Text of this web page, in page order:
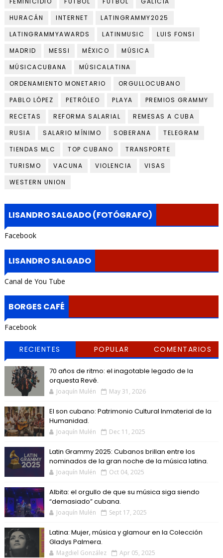
HURACÁN
INTERNET
LATINGRAMMY2025
LATINGRAMMYAWARDS
LATINMUSIC
LUIS FONSI
MADRID
MESSI MÉXICO
MÚSICA
MÚSICACUBANA
MÚSICALATINA
ORDENAMIENTO MONETARIO
ORGULLOCUBANO
PABLO LÓPEZ
PETRÓLEO PLAYA
PREMIOS GRAMMY
RECETAS
REFORMA SALARIAL
REMESAS A CUBA
RUSIA
SALARIO MÍNIMO SOBERANA
TELEGRAM
TIENDAS MLC
TOP CUBANO
TRANSPORTE
TURISMO
VACUNA VIOLENCIA
VISAS
WESTERN UNION
LISANDRO SALGADO (FOTÓGRAFO)
Facebook
LISANDRO SALGADO
Canal de You Tube
BORGES CAFÉ
Facebook
RECIENTES POPULAR COMENTARIOS
70 años de ritmo: el inagotable legado de la
orquesta Revé.
Joaquín Mulén May 31, 2026
El son cubano: Patrimonio Cultural Inmaterial de la
Humanidad.
Joaquín Mulén Dec 11, 2025
Latin Grammy 2025: Cubanos brillan entre los
nominados de la gran noche de la música latina.
Joaquín Mulén Oct 04, 2025
Albita: el orgullo de que su música siga siendo
“demasiado” cubana.
Joaquín Mulén Sept 17, 2025
Latina: Mujer, música y glamour en la Colección
Gladys Palmera.
Magdiel González Apr 05, 2025